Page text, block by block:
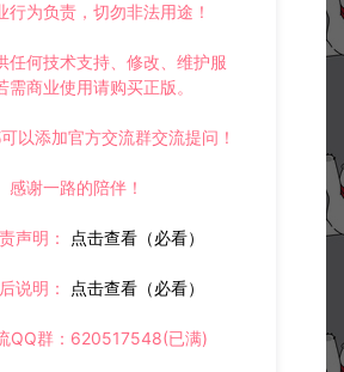
行为负责，切勿非法用途！
任何技术支持、修改、维护服
需商业使用请购买正版。
以添加官方交流群交流提问！
感谢一路的陪伴！
声明： 点击查看（必看）
说明： 点击查看（必看）
QQ群：620517548(已满)